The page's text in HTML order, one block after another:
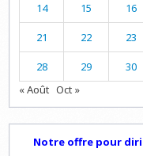
14 15 16
21 22 23
28 29
30
« Août Oct »
Notre offre pour